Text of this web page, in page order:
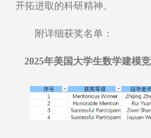
开拓进取的科研精神。
附详细获奖名单：
2025年美国大学生数学建模